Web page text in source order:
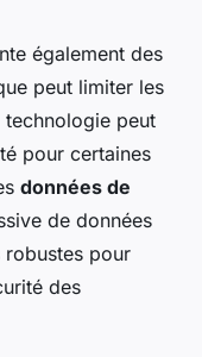
également des
peut limiter les
peut
pour certaines
données de
de données
robustes pour
des